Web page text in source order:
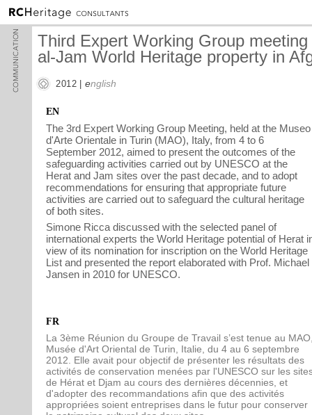
Third Expert Working Group
al-Jam World Heritage property in
2012 |english
EN
The 3rd Expert Working Group Meeting, held at the Museo
d'Arte Orientale in Turin (MAO), Italy, from 4 to 6
September 2012, aimed to present the outcomes of the
safeguarding activities carried out by UNESCO at the
Herat and Jam sites over the past decade, and to adopt
recommendations for ensuring that appropriate future
activities are carried out to safeguard the cultural heritage
of both sites.
Simone Ricca discussed with the selected panel of
international experts the World Heritage potential of Herat
view of its nomination for inscription on the World Heritage
List and presented the report elaborated with Prof. Michael
Jansen in 2010 for UNESCO.
FR
La 3ème Réunion du Groupe de Travail s’est tenue au
Musée d'Art Oriental de Turin, Italie, du 4 au 6 septembre
2012. Elle avait pour objectif de présenter les résultats des
activités de conservation menées par l'UNESCO sur les
de Hérat et Djam au cours des dernières décennies, et
d'adopter des recommandations afin que des activités
appropriées soient entreprises dans le futur pour conserver